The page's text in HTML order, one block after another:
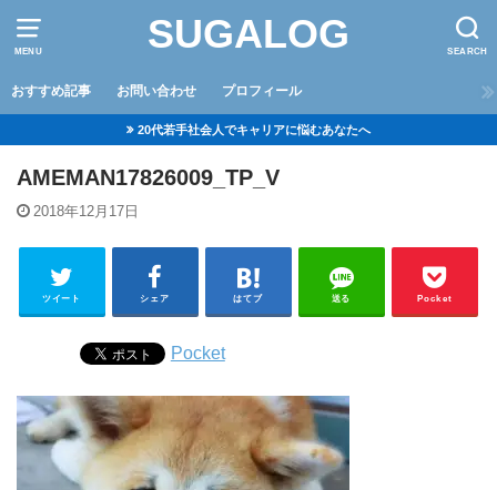
MENU SEARCH
SUGALOG
おすすめ記事 お問い合わせ プロフィール
20代若手社会人でキャリアに悩むあなたへ
AMEMAN17826009_TP_V
2018年12月17日
ツイート シェア はてブ 送る Pocket
Pocket